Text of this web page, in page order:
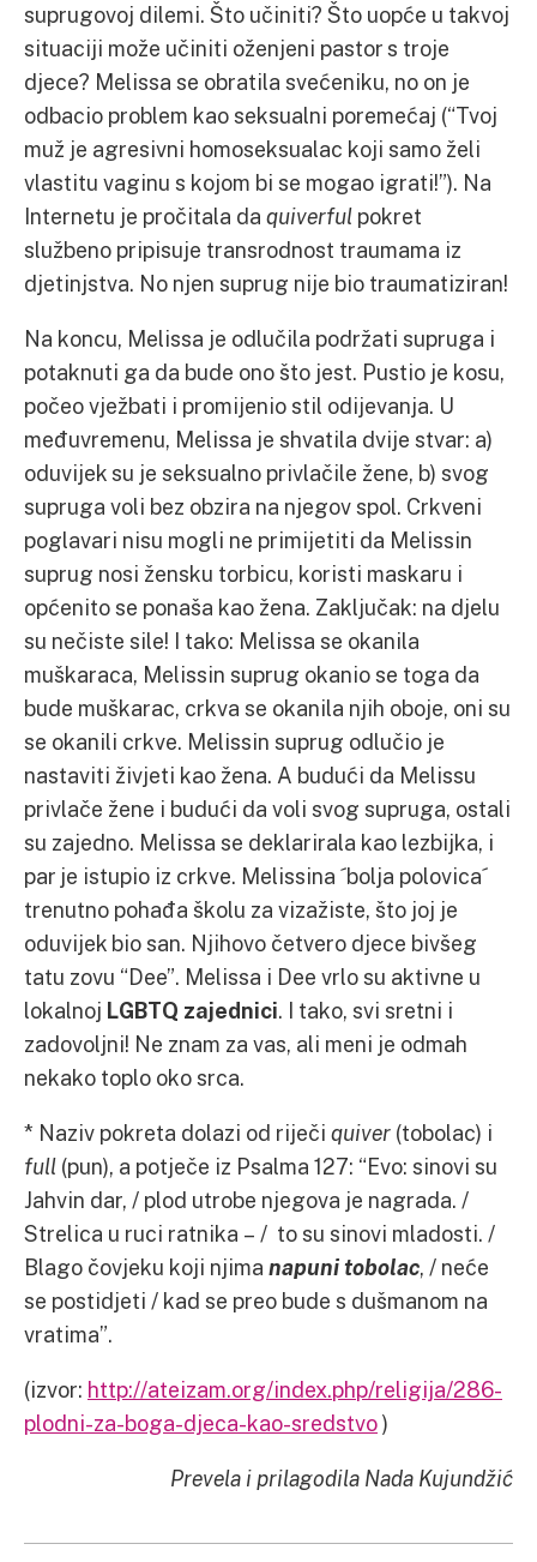
suprugovoj dilemi. Što učiniti? Što uopće u takvoj
situaciji može učiniti oženjeni pastor s troje
djece? Melissa se obratila svećeniku, no on je
odbacio problem kao seksualni poremećaj (“Tvoj
muž je agresivni homoseksualac koji samo želi
vlastitu vaginu s kojom bi se mogao igrati!”). Na
Internetu je pročitala da quiverful pokret
službeno pripisuje transrodnost traumama iz
djetinjstva. No njen suprug nije bio traumatiziran!
Na koncu, Melissa je odlučila podržati supruga i
potaknuti ga da bude ono što jest. Pustio je kosu,
počeo vježbati i promijenio stil odijevanja. U
međuvremenu, Melissa je shvatila dvije stvar: a)
oduvijek su je seksualno privlačile žene, b) svog
supruga voli bez obzira na njegov spol. Crkveni
poglavari nisu mogli ne primijetiti da Melissin
suprug nosi žensku torbicu, koristi maskaru i
općenito se ponaša kao žena. Zaključak: na djelu
su nečiste sile! I tako: Melissa se okanila
muškaraca, Melissin suprug okanio se toga da
bude muškarac, crkva se okanila njih oboje, oni su
se okanili crkve. Melissin suprug odlučio je
nastaviti živjeti kao žena. A budući da Melissu
privlače žene i budući da voli svog supruga, ostali
su zajedno. Melissa se deklarirala kao lezbijka, i
par je istupio iz crkve. Melissina ´bolja polovica´
trenutno pohađa školu za vizažiste, što joj je
oduvijek bio san. Njihovo četvero djece bivšeg
tatu zovu “Dee”. Melissa i Dee vrlo su aktivne u
lokalnoj LGBTQ zajednici. I tako, svi sretni i
zadovoljni! Ne znam za vas, ali meni je odmah
nekako toplo oko srca.
* Naziv pokreta dolazi od riječi quiver (tobolac) i
full (pun), a potječe iz Psalma 127: “Evo: sinovi su
Jahvin dar, / plod utrobe njegova je nagrada. /
Strelica u ruci ratnika – / to su sinovi mladosti. /
Blago čovjeku koji njima napuni tobolac, / neće
se postidjeti / kad se preo bude s dušmanom na
vratima”.
(izvor: http://ateizam.org/index.php/religija/286-
plodni-za-boga-djeca-kao-sredstvo)
Prevela i prilagodila Nada Kujundžić